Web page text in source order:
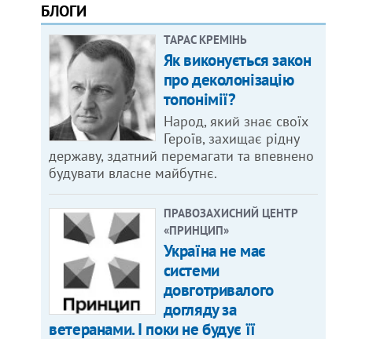
БЛОГИ
ТАРАС КРЕМІНЬ
Як виконується закон
про деколонізацію
топонімії?
Народ, який знає своїх
Героїв, захищає рідну
державу, здатний перемагати та впевнено
будувати власне майбутнє.
ПРАВОЗАХИСНИЙ ЦЕНТР
«ПРИНЦИП»
Україна не має
системи
довготривалого
догляду за
ветеранами. І поки не будує її